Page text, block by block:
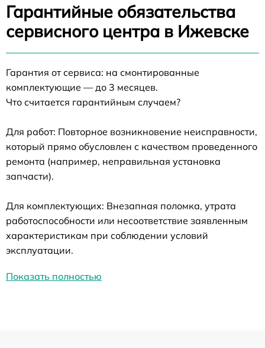
Гарантийные обязательства
сервисного центра в Ижевске
Гарантия от сервиса: на смонтированные
комплектующие — до 3 месяцев.
Что считается гарантийным случаем?
Для работ: Повторное возникновение неисправности,
который прямо обусловлен с качеством проведенного
ремонта (например, неправильная установка
запчасти).
Для комплектующих: Внезапная поломка, утрата
работоспособности или несоответствие заявленным
характеристикам при соблюдении условий
эксплуатации.
Показать полностью